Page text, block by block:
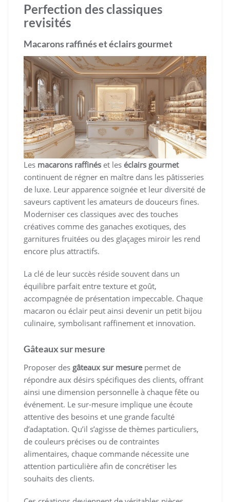
Perfection des classiques
revisités
Macarons raffinés et éclairs gourmet
Les macarons raffinés et les éclairs gourmet
continuent de régner en maître dans les pâtisseries
de luxe. Leur apparence soignée et leur diversité de
saveurs captivent les amateurs de douceurs fines.
Moderniser ces classiques avec des touches
créatives comme des ganaches exotiques, des
garnitures fruitées ou des glaçages miroir les rend
encore plus attractifs.
La clé de leur succès réside souvent dans un
équilibre parfait entre texture et goût,
accompagnée de présentation impeccable. Chaque
macaron ou éclair peut ainsi devenir un petit bijou
culinaire, symbolisant raffinement et innovation.
Gâteaux sur mesure
Proposer des gâteaux sur mesurepermet de
répondre aux désirs spécifiques des clients, offrant
ainsi une dimension personnelle à chaque fête ou
événement. Le sur-mesure implique une écoute
attentive des besoins et une grande faculté
d’adaptation. Qu’il s’agisse de thèmes particuliers,
de couleurs précises ou de contraintes
alimentaires, chaque commande nécessite une
attention particulière afin de concrétiser les
souhaits des clients.